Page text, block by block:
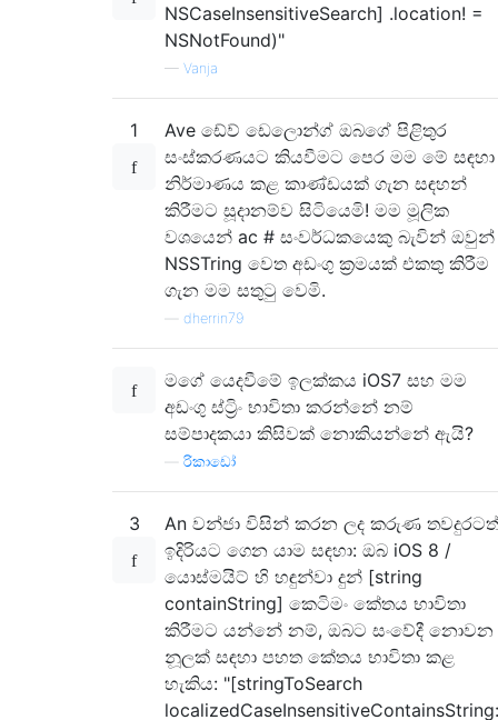
NSCaseInsensitiveSearch] .location! =
NSNotFound)"
— Vanja
1
Ave ඩේව් ඩෙලොන්ග් ඔබගේ පිළිතුර
සංස්කරණයට කියවීමට පෙර මම මේ සඳහා
නිර්මාණය කළ කාණ්ඩයක් ගැන සඳහන්
කිරීමට සූදානම්ව සිටියෙමි! මම මූලික
වශයෙන් ac # සංවර්ධකයෙකු බැවින් ඔවුන්
NSSTring වෙත අඩංගු ක්‍රමයක් එකතු කිරීම
ගැන මම සතුටු වෙමි.
dherrin79
මගේ යෙදවීමේ ඉලක්කය iOS7 සහ මම
අඩංගු ස්ට්‍රිං භාවිතා කරන්නේ නම්
සම්පාදකයා කිසිවක් නොකියන්නේ ඇයි?
රිකාඩෝ
3
An වන්ජා විසින් කරන ලද කරුණ තවදුරටත්
ඉදිරියට ගෙන යාම සඳහා: ඔබ iOS 8 /
යොස්මයිට් හි හඳුන්වා දුන් [string
containString] කෙටිමං කේතය භාවිතා
කිරීමට යන්නේ නම්, ඔබට සංවේදී නොවන
නූලක් සඳහා පහත කේතය භාවිතා කළ
හැකිය: "[stringToSearch
localizedCaseInsensitiveContainsString: